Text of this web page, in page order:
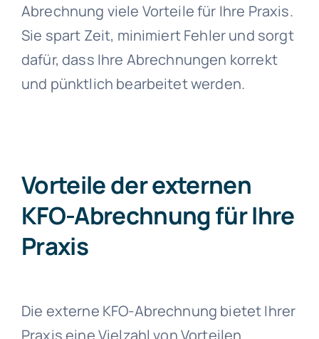
Abrechnung viele Vorteile für Ihre Praxis.
Sie spart Zeit, minimiert Fehler und sorgt
dafür, dass Ihre Abrechnungen korrekt
und pünktlich bearbeitet werden.
Vorteile der externen
KFO-Abrechnung für Ihre
Praxis
Die externe KFO-Abrechnung bietet Ihrer
Praxis eine Vielzahl von Vorteilen.